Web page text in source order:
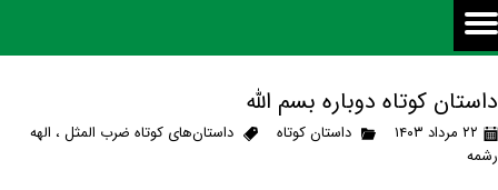
داستان کوتاه دوباره بسم الله
۲۲ مرداد ۱۴۰۳ داستان کوتاه داستان‌های کوتاه ضرب المثل، الهه
رشمه